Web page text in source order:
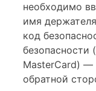
необходимо
имя
код
безопасности
MasterCard) —
обратной